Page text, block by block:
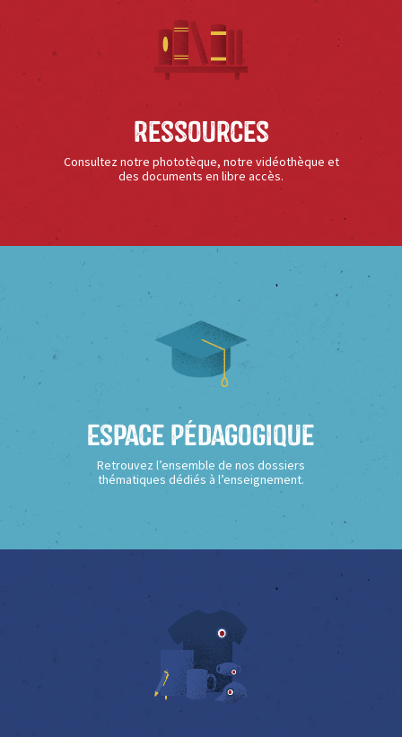
Ressources
Consultez notre phototèque, notre vidéothèque et
des documents en libre accès.
Espace Pédagogique
Retrouvez l’ensemble de nos dossiers
thématiques dédiés à l’enseignement.